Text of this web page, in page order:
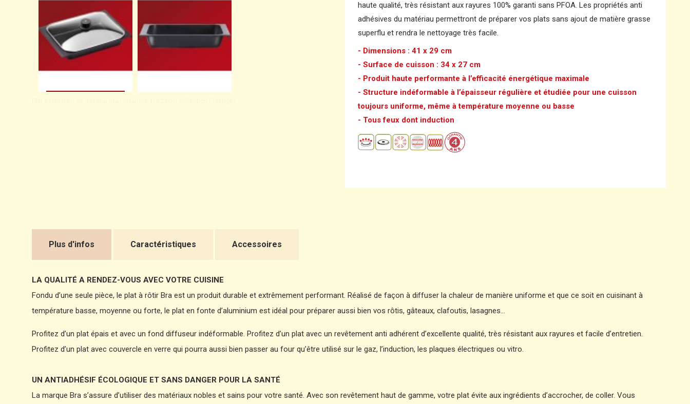
haute qualité, très résistant aux rayures 100% garanti sans PFOA. Les propriétés anti
adhésives du matériau permettront de préparer vos plats sans ajout de matière grasse
superflu et rendra le nettoyage très facile.
- Dimensions : 41 x 29 cm
- Surface de cuisson : 34 x 27 cm
- Produit haute performante à l’efficacité énergétique maximale
- Structure indéformable à l’épaisseur régulière et étudiée pour une cuisson
toujours uniforme, même à température moyenne ou basse
- Tous feux dont induction
Plus d'infos Caractéristiques Accessoires
LA QUALITÉ A RENDEZ-VOUS AVEC VOTRE CUISINE
Fondu d’une seule pièce, le plat à rôtir Bra est un produit durable et extrêmement performant. Réalisé de façon à diffuser la chaleur de manière uniforme et que ce soit en cuisinant à
température basse, moyenne ou forte, le plat en fonte d’aluminium est idéal pour préparer aussi bien vos rôtis, gâteaux, clafoutis, lasagnes…
Profitez d’un plat épais et avec un fond diffuseur indéformable. Profitez d’un plat avec un revêtement anti adhérent d’excellente qualité, très résistant aux rayures et facile d’entretien.
Profitez d’un plat avec couvercle en verre qui pourra aussi bien passer au four qu’être utilisé sur le gaz, l’induction, les plaques électriques ou vitro.
UN ANTIADHÉSIF ÉCOLOGIQUE ET SANS DANGER POUR LA SANTÉ
La marque Bra s’assure d’utiliser des matériaux nobles et sains pour votre santé. Avec son revêtement haut de gamme, votre plat évite aux ingrédients d’accrocher, de coller. Vous